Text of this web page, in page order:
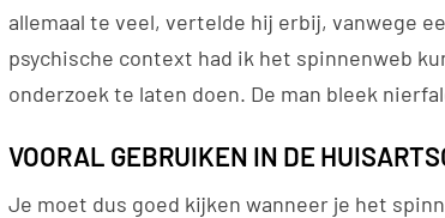
allemaal te veel, vertelde hij erbij, vanwege
psychische context had ik het spinnenweb
onderzoek te laten doen. De man bleek
VOORAL GEBRUIKEN IN DE
Je moet dus goed kijken wanneer je het